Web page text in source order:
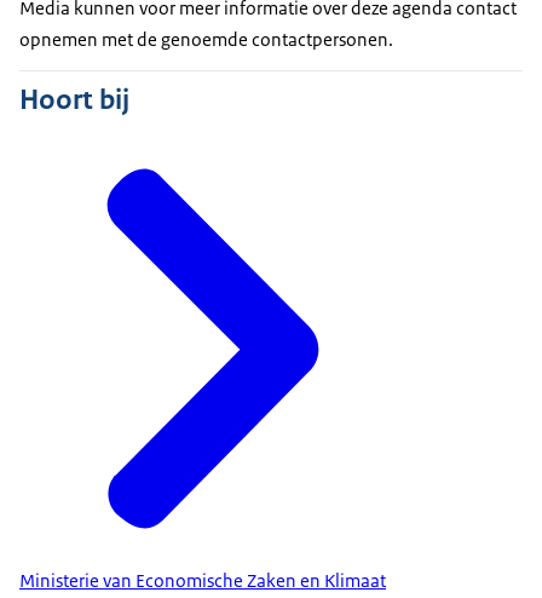
Media kunnen voor meer informatie over deze agenda contact
opnemen met de genoemde contactpersonen.
Hoort bij
Ministerie van Economische Zaken en Klimaat